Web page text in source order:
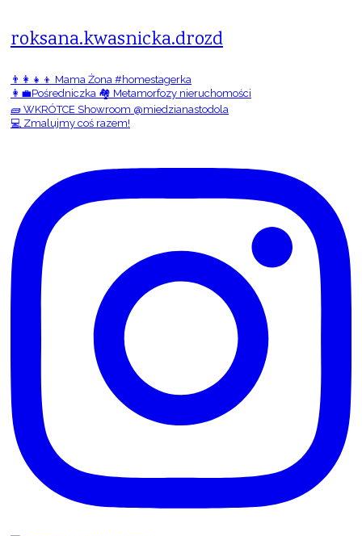
roksana.kwasnicka.drozd
👨‍👩‍👧‍👦 Mama Żona #homestagerka
👩‍💼Pośredniczka 🏘️ Metamorfozy nieruchomości
🧱 WKRÓTCE Showroom @miedzianastodola
💻 Zmalujmy coś razem!